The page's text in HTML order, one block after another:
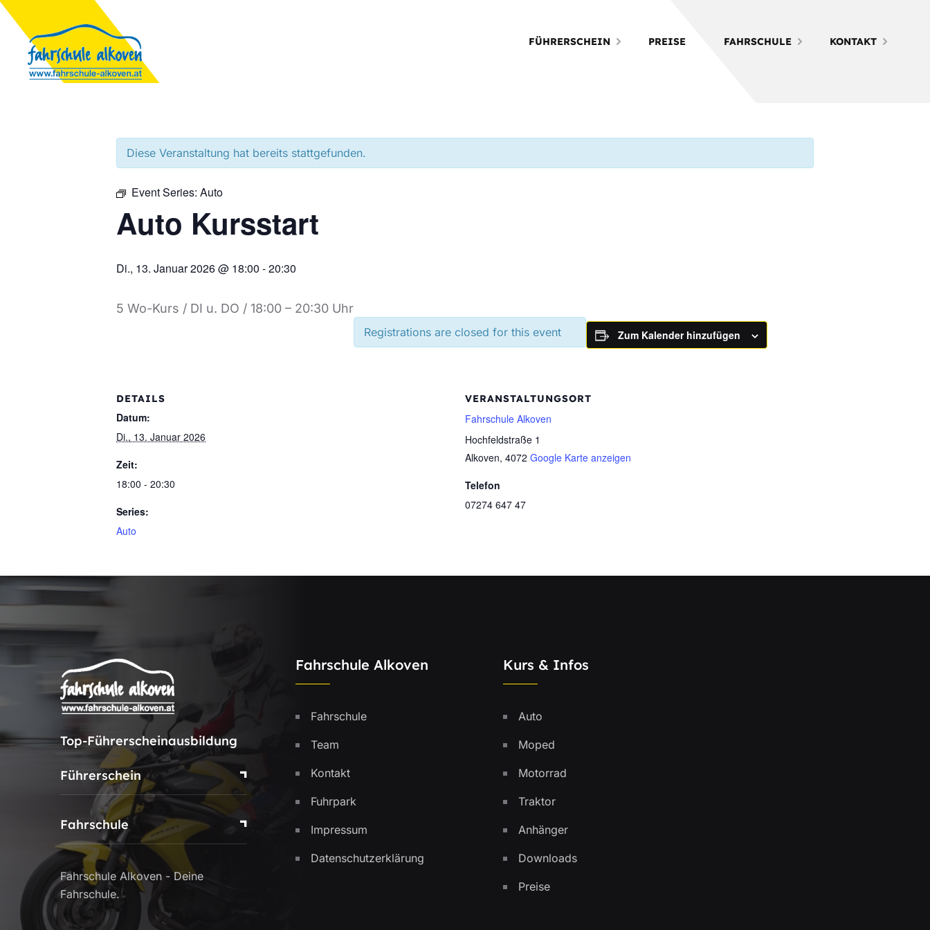
FÜHRERSCHEIN PREISE FAHRSCHULE KONTAKT
Diese Veranstaltung hat bereits stattgefunden.
Event Series: Auto
Auto Kursstart
Di., 13. Januar 2026 @ 18:00 -20:30
5 Wo-Kurs / DI u. DO / 18:00 – 20:30 Uhr
Registrations are closed for this event Zum Kalender hinzufügen
DETAILS
Datum:
Di., 13. Januar 2026
Zeit:
18:00 - 20:30
Series:
Auto
VERANSTALTUNGSORT
Fahrschule Alkoven
Hochfeldstraße 1
Alkoven, 4072 Google Karte anzeigen
Telefon
07274 647 47
Top-Führerscheinausbildung
Führerschein
Fahrschule
Fahrschule Alkoven - Deine
Fahrschule.
Fahrschule Alkoven
Fahrschule
Team
Kontakt
Fuhrpark
Impressum
Datenschutzerklärung
Kurs & Infos
Auto
Moped
Motorrad
Traktor
Anhänger
Downloads
Preise